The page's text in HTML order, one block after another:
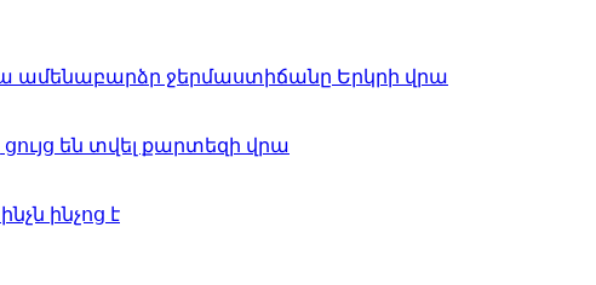
ամենաբարձր ջերմաստիճանը Երկրի վրա
են տվել քարտեզի վրա
ինչոց է